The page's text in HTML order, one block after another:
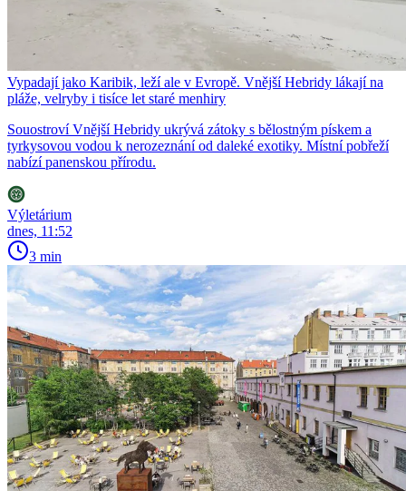
Vypadají jako Karibik, leží ale v Evropě. Vnější Hebridy lákají na
pláže, velryby i tisíce let staré menhiry
Souostroví Vnější Hebridy ukrývá zátoky s bělostným pískem a
tyrkysovou vodou k nerozeznání od daleké exotiky. Místní pobřeží
nabízí panenskou přírodu.
Výletárium
dnes, 11:52
3 min